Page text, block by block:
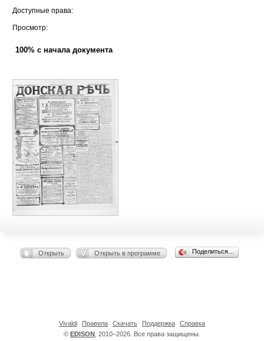
Доступные права:
Просмотр:
100% с начала документа
Открыть Открыть в программе Поделиться…
© EDISON , 2010–2026. Все права защищены.
Vivaldi Правила Скачать Поддержка Справка